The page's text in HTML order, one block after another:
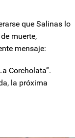
que Salinas lo
muerte,
mensaje:
Corcholata”.
la próxima